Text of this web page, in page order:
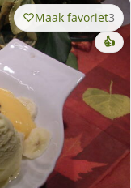
Maak favoriet3
👍